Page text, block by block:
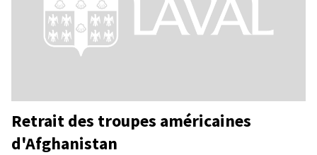
Retrait des troupes américaines
d'Afghanistan